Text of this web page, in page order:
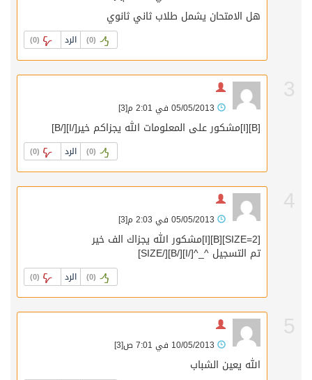
هل الامتحان يشمل طلاب ثاني ثانوي
(
0
) الرد (
0
)
3
[3]
[B][I]مشكور على المعلومات الله يجزاكم خير[/I][/B]
(
0
) الرد (
0
)
4
[3]
[SIZE=2][B][I]مشكور الله يجزاك الف خير
تم التسجيل ^_^[/I][/B][/SIZE]
(
0
) الرد (
0
)
5
[3]
الله يعين الشباب